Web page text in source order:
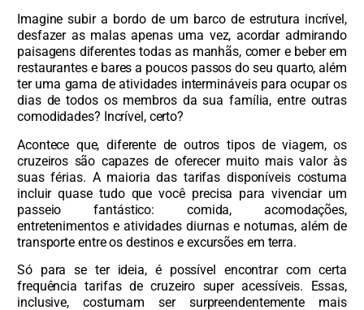
Imagine subir a bordo de um barco de estrutura incrível,
desfazer as malas apenas uma vez, acordar admirando
paisagens diferentes todas as manhãs, comer e beber em
restaurantes e bares a poucos passos do seu quarto, além
ter uma gama de atividades intermináveis ​​para ocupar os
dias de todos os membros da sua família, entre outras
comodidades? Incrível, certo?
Acontece que, diferente de outros tipos de viagem, os
cruzeiros são capazes de oferecer muito mais valor às
suas férias. A maioria das tarifas disponíveis costuma
incluir quase tudo que você precisa para vivenciar um
passeio fantástico: comida, acomodações,
entretenimentos e atividades diurnas e noturnas, além de
transporte entre os destinos e excursões em terra.
Só para se ter ideia, é possível encontrar com certa
frequência tarifas de cruzeiro super acessíveis. Essas,
inclusive, costumam ser surpreendentemente mais